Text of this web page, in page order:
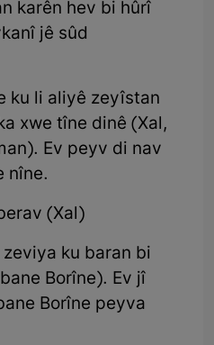
karên hev bi hûrî
jê sûd
ku li aliyê zeyîstan
xwe tîne dinê (Xal,
Ev peyv di nav
nîne.
(Xal)
ku baran bi
Borîne). Ev jî
Borîne peyva